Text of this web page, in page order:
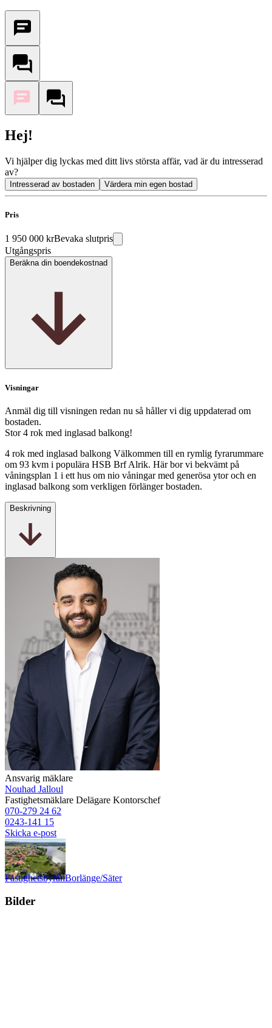
Hej!
Vi hjälper dig lyckas med ditt livs största affär, vad är du intresserad
av?
Intresserad av bostaden Värdera min egen bostad
Pris
1 950 000 krBevaka slutpris
Utgångspris
Beräkna din boendekostnad
Visningar
Anmäl dig till visningen redan nu så håller vi dig uppdaterad om
bostaden.
Stor 4 rok med inglasad balkong!
4 rok med inglasad balkong Välkommen till en rymlig fyrarummare
om 93 kvm i populära HSB Brf Alrik. Här bor vi bekvämt på
våningsplan 1 i ett hus om nio våningar med generösa ytor och en
inglasad balkong som verkligen förlänger bostaden.
Beskrivning
Ansvarig mäklare
Nouhad Jalloul
Fastighetsmäklare Delägare Kontorschef
070-279 24 62
0243-141 15
Skicka e-post
FastighetsbyrånBorlänge/Säter
Bilder